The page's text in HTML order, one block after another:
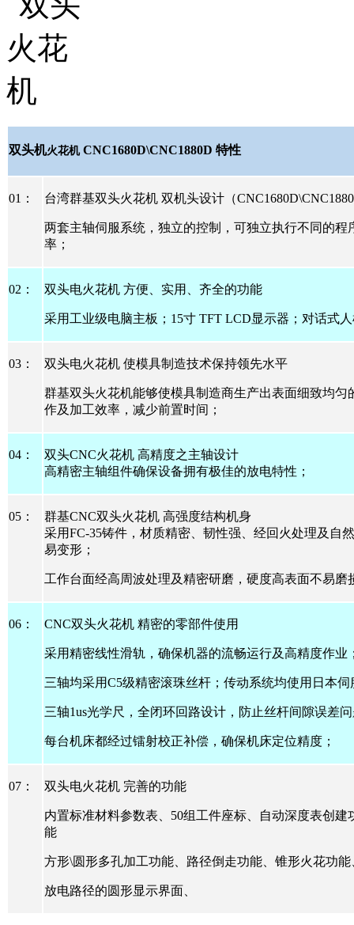
双头机火花机CNC1680D\CNC1880D 特性
01 ： 台湾群基双头火花机 双机头设计（
两套主轴伺服系统，独立的控制，可独立执行不同的程
率；
02 ： 双头电火花机 方便、实用、齐全的功能
采用工业级电脑主板； 15寸 TFT LCD显示器；对话式
03 ： 双头电火花机 使模具制造技术保持领先水平
群基双头火花机能够使模具制造商生产出表面细致均匀
作及加工效率，减少前置时间；
04 ： 双头CNC火花机 高精度之主轴设计
高精密主轴组件确保设备拥有极佳的放电特性；
05 ： 群基CNC双头火花机 高强度结构机身
采用FC-35铸件，材质精密、韧性强、经回火处理及自
易变形；
工作台面经高周波处理及精密研磨，硬度高表面不易磨
06 ： CNC双头火花机 精密的零部件使用
采用精密线性滑轨，确保机器的流畅运行及高精度作业
三轴均采用C5级精密滚珠丝杆；传动系统均使用日本伺
三轴1us光学尺，全闭环回路设计，防止丝杆间隙误差
每台机床都经过镭射校正补偿，确保机床定位精度；
07 ： 双头电火花机 完善的功能
内置标准材料参数表、 50组工件座标、自动深度表创建
能
方形\圆形多孔加工功能、路径倒走功能、锥形火花功能
放电路径的圆形显示界面、